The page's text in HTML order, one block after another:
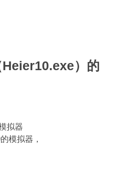
）的
拟器
模拟器，